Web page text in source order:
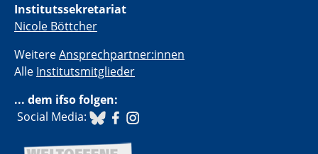
Institutssekretariat
Nicole Böttcher
WeitereAnsprechpartner:innen
Alle Institutsmitglieder
... dem ifso folgen:
​ Social Media: